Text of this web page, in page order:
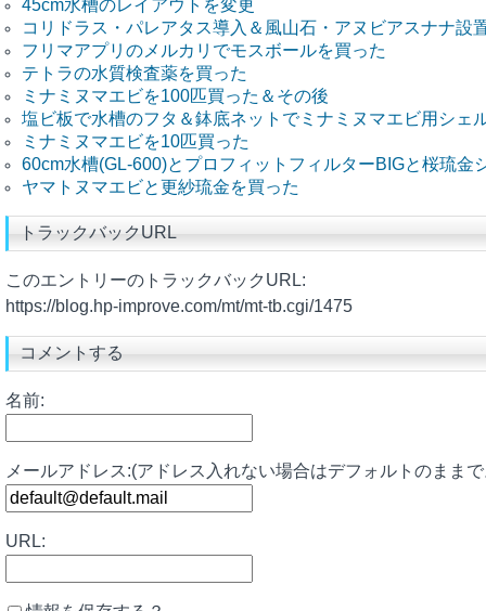
45cm水槽のレイアウトを変更
コリドラス・パレアタス導入＆風山石・アヌビアスナナ設
フリマアプリのメルカリでモスボールを買った
テトラの水質検査薬を買った
ミナミヌマエビを100匹買った＆その後
塩ビ板で水槽のフタ＆鉢底ネットでミナミヌマエビ用シェ
ミナミヌマエビを10匹買った
60cm水槽(GL-600)とプロフィットフィルターBIGと桜琉金
ヤマトヌマエビと更紗琉金を買った
トラックバックURL
このエントリーのトラックバックURL:
https://blog.hp-improve.com/mt/mt-tb.cgi/1475
コメントする
名前:
メールアドレス:(アドレス入れない場合はデフォルトのまま
URL: